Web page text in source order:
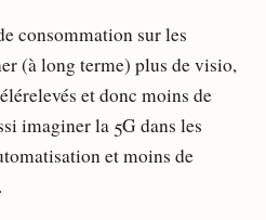
consommation sur les
(à long terme) plus de visio,
et donc moins de
imaginer la 5G dans les
et moins de